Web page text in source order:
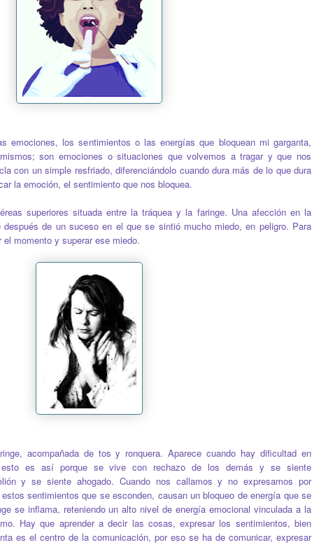
emociones, los sentimientos o las energías que bloquean mi garganta,
son emociones o situaciones que volvemos a tragar y que nos
con un simple resfriado, diferenciándolo cuando dura más de lo que dura
la emoción, el sentimiento que nos bloquea.
superiores situada entre la tráquea y la faringe. Una afección en la
después de un suceso en el que se sintió mucho miedo, en peligro. Para
momento y superar ese miedo.
acompañada de tos y ronquera. Aparece cuando hay dificultad en
esto es así porque se vive con rechazo de los demás y se siente
y se siente ahogado. Cuando nos callamos y no expresamos por
sentimientos que se esconden, causan un bloqueo de energía que se
se inflama, reteniendo un alto nivel de energía emocional vinculada a la
Hay que aprender a decir las cosas, expresar los sentimientos, bien
es el centro de la comunicación, por eso se ha de comunicar, expresar